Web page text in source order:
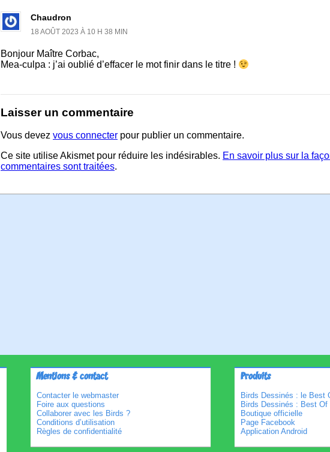
Chaudron
18 AOÛT 2023 À 10 H 38 MIN
Bonjour Maître Corbac,
Mea-culpa : j’ai oublié d’effacer le mot finir dans le titre !
Laisser un commentaire
Vous devez vous connecter pour publier un commentaire.
Ce site utilise Akismet pour réduire les indésirables. En savoir plus sur la
commentaires sont traitées.
Mentions & contact
Contacter le webmaster
Foire aux questions
Collaborer avec les Birds ?
Conditions d’utilisation
Règles de confidentialité
Produits
Birds Dessinés : le Best
Birds Dessinés : Best Of
Boutique officielle
Page Facebook
Application Android